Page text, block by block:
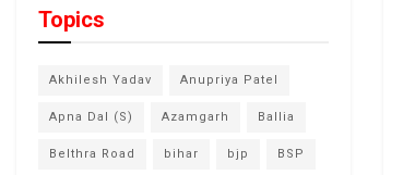
Topics
Akhilesh Yadav Anupriya Patel
Apna Dal (S) Azamgarh Ballia
Belthra Road bihar bjp BSP